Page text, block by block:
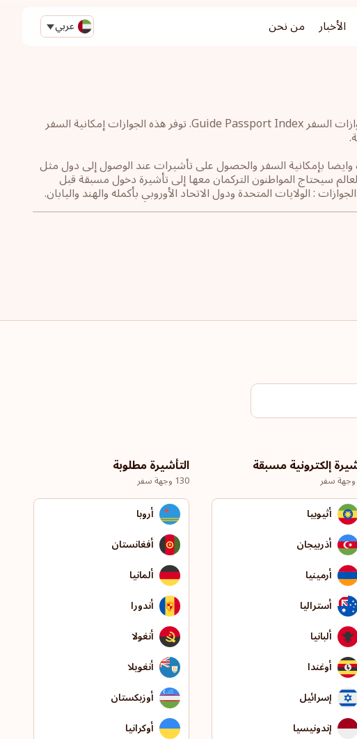
عربي الأخبار من نحن
تحتل جوازات السفر التركمانية حاليًا المرتبة 99 وفقًا لمؤشر جايد لترتيب جوازات السفر Guide Passport Index. توفر هذه الجوازات إمكانية السفر
وايضا بإمكانية السفر والحصول على تأشيرات عند الوصول إلى دول مثل
ولكن تظل هناك أكثر من 187 وجهة سفر في العالم سيحتاج المواطنون التركمان معها إلى تأشيرة دخول مسبقة قبل
: الولايات المتحدة ودول الاتحاد الأوروبي بأكمله والهند واليابان.
إلكترونية مسبقة
أثيوبيا
أذربيجان
أرمينيا
أستراليا
ألبانيا
أوغندا
إسرائيل
إندونيسيا
التأشيرة مطلوبة
130 وجهة سفر
أروبا
أفغانستان
ألمانيا
أندورا
أنغولا
أنغويلا
أوزبكستان
أوكرانيا